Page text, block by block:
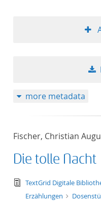
more metadata
Fischer, Christian
Die tolle Nacht
text/
TextGrid Digitale
Erzählungen